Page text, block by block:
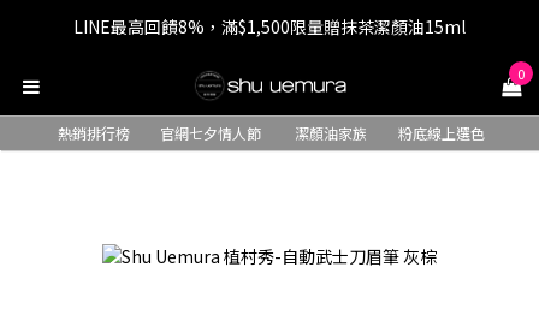
七夕情人節 全站9折，下單享免運+贈$200回購金
LINE最高回饋8%，滿$1,500限量贈抹茶潔顏油15ml
七夕情人節 全站9折，下單享免運+贈$200回購金 0
熱銷排行榜 官網七夕情人節 潔顏油家族 粉底線上選色